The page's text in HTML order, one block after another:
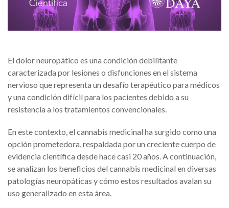
El dolor neuropático es una condición debilitante
caracterizada por lesiones o disfunciones en el sistema
nervioso que representa un desafío terapéutico para médicos
y una condición difícil para los pacientes debido a su
resistencia a los tratamientos convencionales.
En este contexto, el cannabis medicinal ha surgido como una
opción prometedora, respaldada por un creciente cuerpo de
evidencia científica desde hace casi 20 años. A continuación,
se analizan los beneficios del cannabis medicinal en diversas
patologías neuropáticas y cómo estos resultados avalan su
uso generalizado en esta área.